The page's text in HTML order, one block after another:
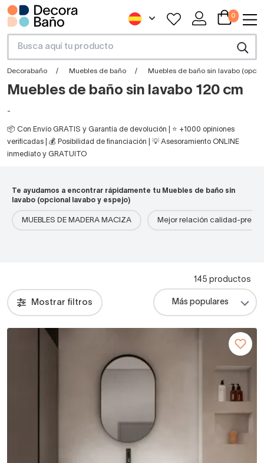
0
Decorabaño Muebles de baño Muebles de baño sin lavabo
Muebles de baño sin lavabo 120 cm
-
📦 Con Envío GRATIS y Garantía de devolución | ⭐ +1000 opiniones
verificadas | 💰 Posibilidad de financiación | 💡 Asesoramiento ONLINE
inmediato y GRATUITO
Te ayudamos a encontrar rápidamente tu Muebles de baño sin
lavabo (opcional lavabo y espejo)
MUEBLES DE MADERA MACIZA Mejor relación calidad-precio
Mostrar filtros
145 productos